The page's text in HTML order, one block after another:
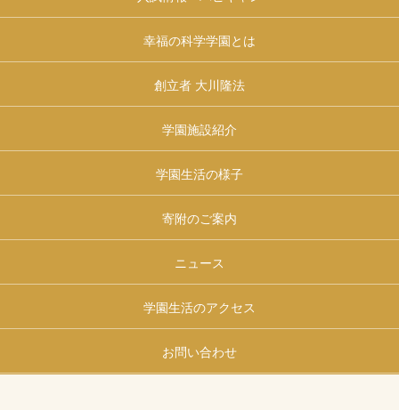
幸福の科学学園とは
創立者 大川隆法
学園施設紹介
学園生活の様子
寄附のご案内
ニュース
学園生活のアクセス
お問い合わせ